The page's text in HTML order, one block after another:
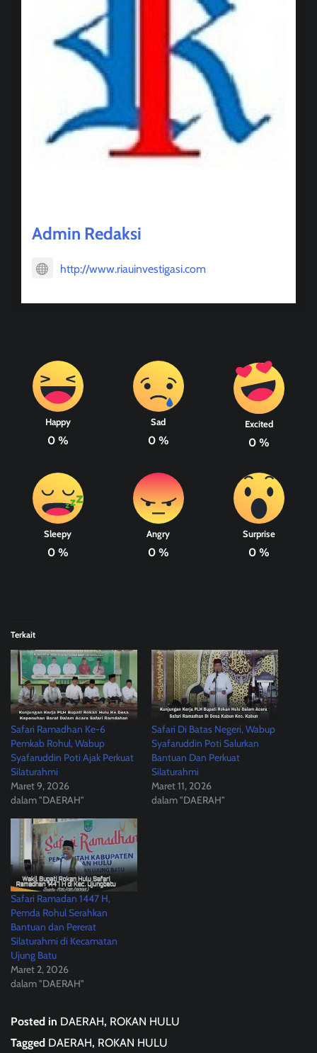
Admin Redaksi
http://www.riauinvestigasi.com
Happy
0%
Sad
0%
Excited
0%
Sleepy
0%
Angry
0%
Surprise
0%
Terkait
Safari Ramadhan Ke-6
Pemkab Rohul, Wabup
Syafaruddin Poti Ajak Perkuat
Silaturahmi
Maret 9, 2026
dalam "DAERAH"
Safari Di Batas Negeri, Wabup
Syafaruddin Poti Salurkan
Bantuan Dan Perkuat
Silaturahmi
Maret 11, 2026
dalam "DAERAH"
Safari Ramadan 1447 H,
Pemda Rohul Serahkan
Bantuan dan Pererat
Silaturahmi di Kecamatan
Ujung Batu
Maret 2, 2026
dalam "DAERAH"
Posted in DAERAH, ROKAN HULU
Tagged DAERAH, ROKAN HULU